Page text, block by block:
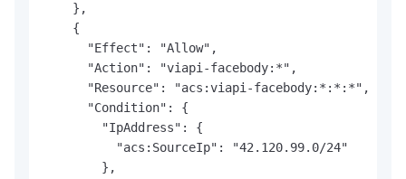
    },
    {
      "Effect": "Allow",
      "Action": "viapi-facebody:*",
      "Resource": "acs:viapi-facebody:*:*:*",
      "Condition": {
        "IpAddress": {
          "acs:SourceIp": "42.120.99.0/24"
        },